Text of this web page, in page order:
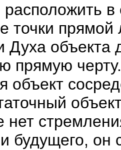
в
точки
объекта
прямую
объект
нет
будущего, он